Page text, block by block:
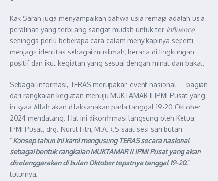
Kak Sarah juga menyampaikan bahwa usia remaja adalah usia
peralihan yang terbilang sangat mudah untuk ter-influence
sehingga perlu beberapa cara dalam menyikapinya seperti
menjaga identitas sebagai muslimah, berada di lingkungan
positif dan ikut kegiatan yang sesuai dengan minat dan bakat.
Sebagai informasi, TERAS merupakan event nasional— bagian
dari rangkaian kegiatan menuju MUKTAMAR II IPMI Pusat yang
in syaa Allah akan dilaksanakan pada tanggal 19-20 Oktober
2024 mendatang. Hal ini dikonfirmasi langsung oleh Ketua
IPMI Pusat, drg. Nurul Fitri, M.A.R.S saat sesi sambutan
“Konsep tahun ini kami mengusung TERAS secara nasional
sebagai bentuk rangkaian MUKTAMAR II IPMI Pusat yang akan
diselenggarakan di bulan Oktober tepatnya tanggal 19-20.”
tuturnya.